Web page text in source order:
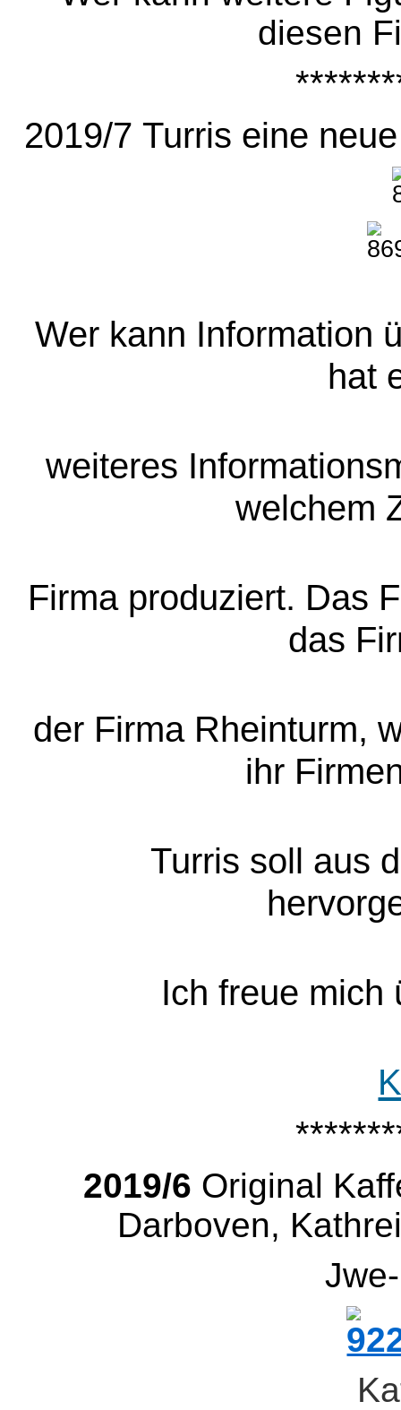
diesen
2019/7Turris eine
Wer kann Information
hat
weiteres
welchem
Firma produziert. Das
das
der Firma Rheinturm,
ihr
Turris soll aus
Ich freue
2019/6 Original
Darboven,